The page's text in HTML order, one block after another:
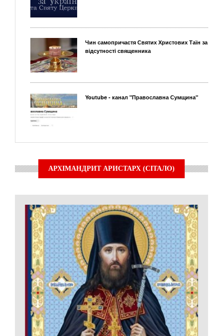
Чин самопричастя Святих Христових Таїн за
відсутності священника
Youtube - канал "Православна Сумщина"
АРХІМАНДРИТ АРИСТАРХ (СІТАЛО)